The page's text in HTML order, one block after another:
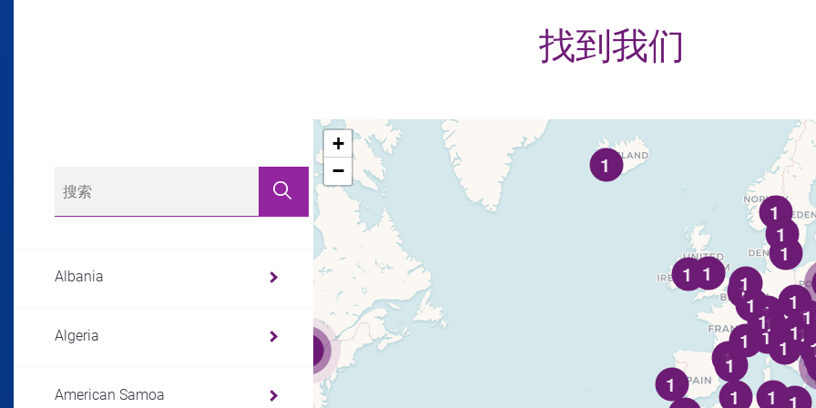
找到我们
Albania
Algeria
American Samoa
1
1
1
1
1
1
1
1
1
1
1
1
1
1
1
1
1
1
1
1
1
1
1
1
1
1
+
−